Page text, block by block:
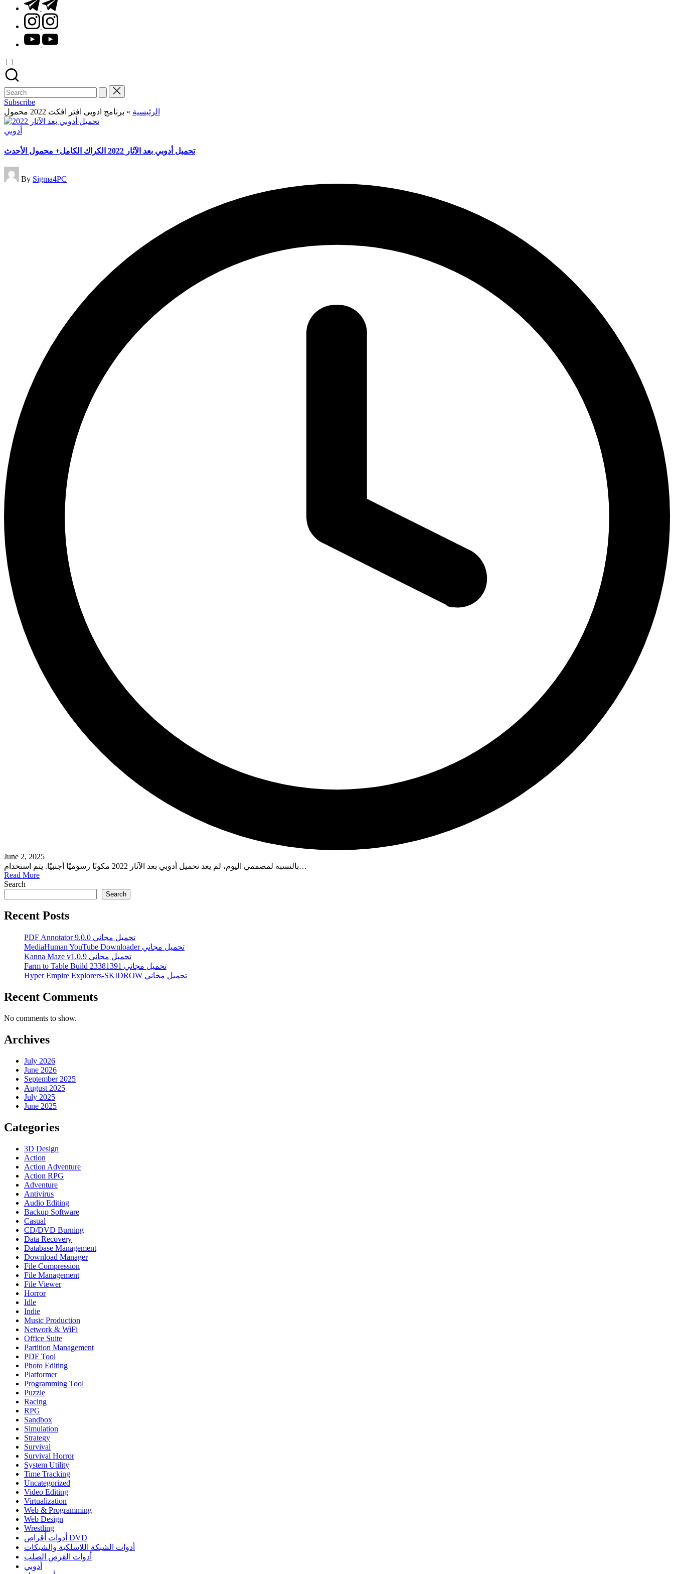
instagram.com
youtube.com
Search
for:
Subscribe
الرئيسية » برنامج ادوبي افتر افكت 2022 محمول
Posted
أدوبي
تحميل أدوبي بعد الآثار 2022 الكراك الكامل+ محمول الأحدث
Posted
by
By Sigma4PC
June 2, 2025
بالنسبة لمصممي اليوم، لم يعد تحميل أدوبي بعد الآثار 2022 مكونًا رسوميًا أجنبيًا. يتم استخدام…
Read More
Search
Search
Recent Posts
PDF Annotator 9.0.0 تحميل مجاني
MediaHuman YouTube Downloader تحميل مجاني
Kanna Maze v1.0.9 تحميل مجاني
Farm to Table Build 23381391 تحميل مجاني
Hyper Empire Explorers-SKIDROW تحميل مجاني
Recent Comments
No comments to show.
Archives
July 2026
June 2026
September 2025
August 2025
July 2025
June 2025
Categories
3D Design
Action
Action Adventure
Action RPG
Adventure
Antivirus
Audio Editing
Backup Software
Casual
CD/DVD Burning
Data Recovery
Database Management
Download Manager
File Compression
File Management
File Viewer
Horror
Idle
Indie
Music Production
Network & WiFi
Office Suite
Partition Management
PDF Tool
Photo Editing
Platformer
Programming Tool
Puzzle
Racing
RPG
Sandbox
Simulation
Strategy
Survival
Survival Horror
System Utility
Time Tracking
Uncategorized
Video Editing
Virtualization
Web & Programming
Web Design
Wrestling
أدوات أقراص DVD
أدوات الشبكة اللاسلكية والشبكات
أدوات القرص الصلب
أدوبي